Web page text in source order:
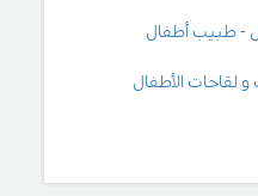
- طبيب أطفال
لقاحات الأطفال